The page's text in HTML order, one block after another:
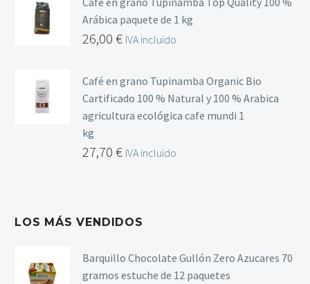
Arábica paquete de 1 kg
26,00 € IVA incluido
Café en grano Tupinamba Organic Bio
Cartificado 100 % Natural y 100 % Arabica
agricultura ecológica cafe mundi 1
kg
27,70 € IVA incluido
LOS MÁS VENDIDOS
Barquillo Chocolate Gullón Zero Azucares 70
gramos estuche de 12 paquetes